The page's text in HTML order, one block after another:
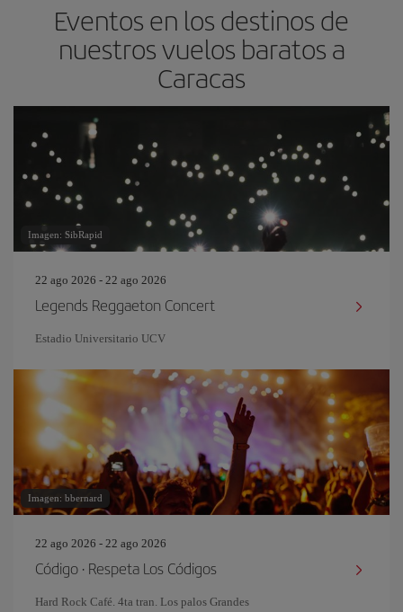
Eventos en los destinos de
nuestros vuelos baratos a
Caracas
Imagen: SibRapid
22 ago 2026 - 22 ago 2026
Legends Reggaeton Concert
Estadio Universitario UCV
Imagen: bbernard
22 ago 2026 - 22 ago 2026
Código · Respeta Los Códigos
Hard Rock Café. 4ta tran. Los palos Grandes